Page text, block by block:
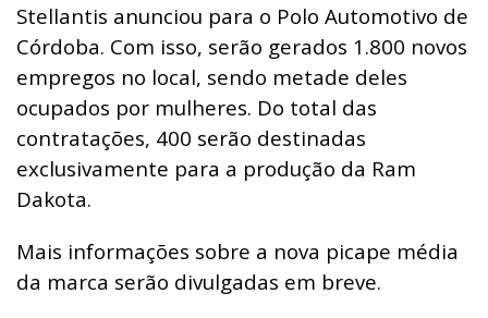
Stellantis anunciou para o Polo Automotivo de
Córdoba. Com isso, serão gerados 1.800 novos
empregos no local, sendo metade deles
ocupados por mulheres. Do total das
contratações, 400 serão destinadas
exclusivamente para a produção da Ram
Dakota.
Mais informações sobre a nova picape média
da marca serão divulgadas em breve.